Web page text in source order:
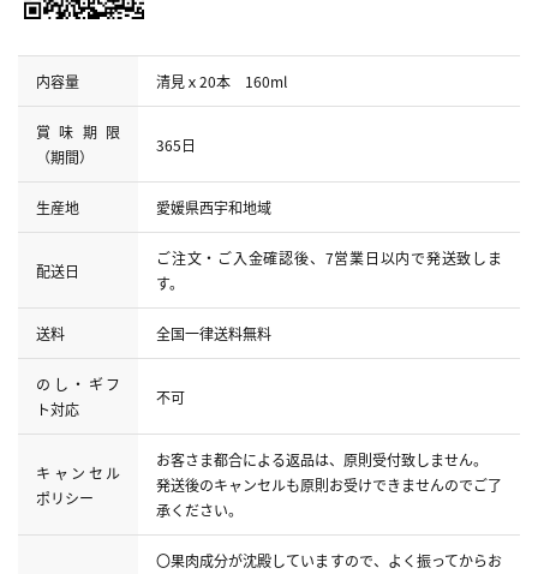
内容量 清見ｘ20本 160ml
賞味期限
（期間）
365日
生産地 愛媛県西宇和地域
配送日
ご注文・ご入金確認後、7営業日以内で発送致しま
す。
送料 全国一律送料無料
のし・ギフ
ト対応
不可
キャンセル
ポリシー
お客さま都合による返品は、原則受付致しません。
発送後のキャンセルも原則お受けできませんのでご了
承ください。
〇果肉成分が沈殿していますので、よく振ってからお